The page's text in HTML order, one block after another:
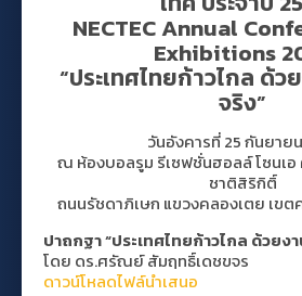
NECTEC Annual
Exhibitions
“ประเทศไทยก้าวไกล ด้ว
จริง”
วันอังคารที่ 25 กันยาย
ณ ห้องบอลรูม รีเซฟชั่นฮอลล์ โซนเอ
ชาติสิริกิติ์
ถนนรัชดาภิเษก แขวงคลองเตย เขต
ปาถกฐา “ประเทศไทยก้าวไกล ด้วยง
โดย ดร.ศรัณย์ สัมฤทธิ์เดชขจร
ดาวน์โหลดไฟล์นำเสนอ